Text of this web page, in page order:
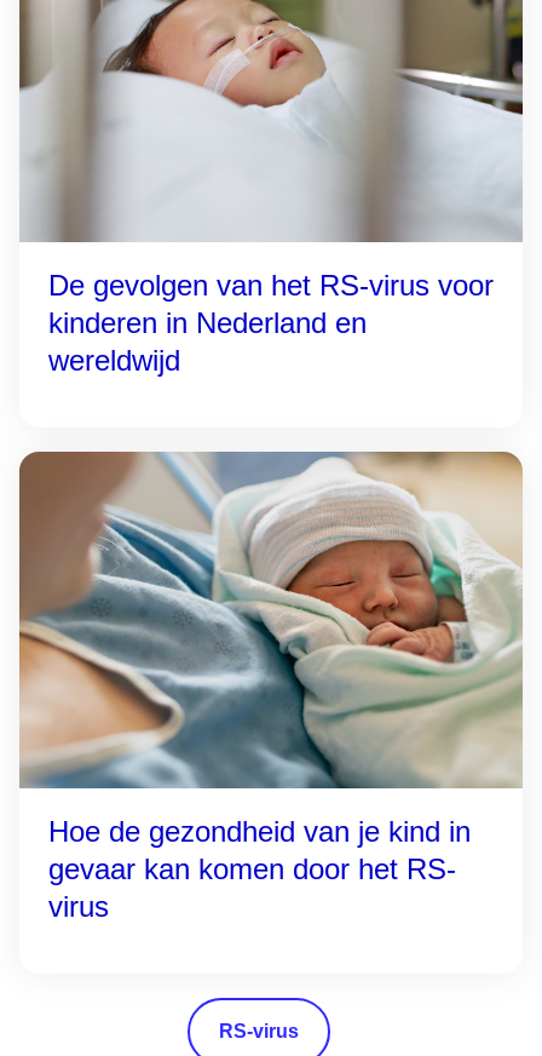
De gevolgen van het RS-virus voor
kinderen in Nederland en
wereldwijd
Hoe de gezondheid van je kind in
gevaar kan komen door het RS-
virus
RS-virus